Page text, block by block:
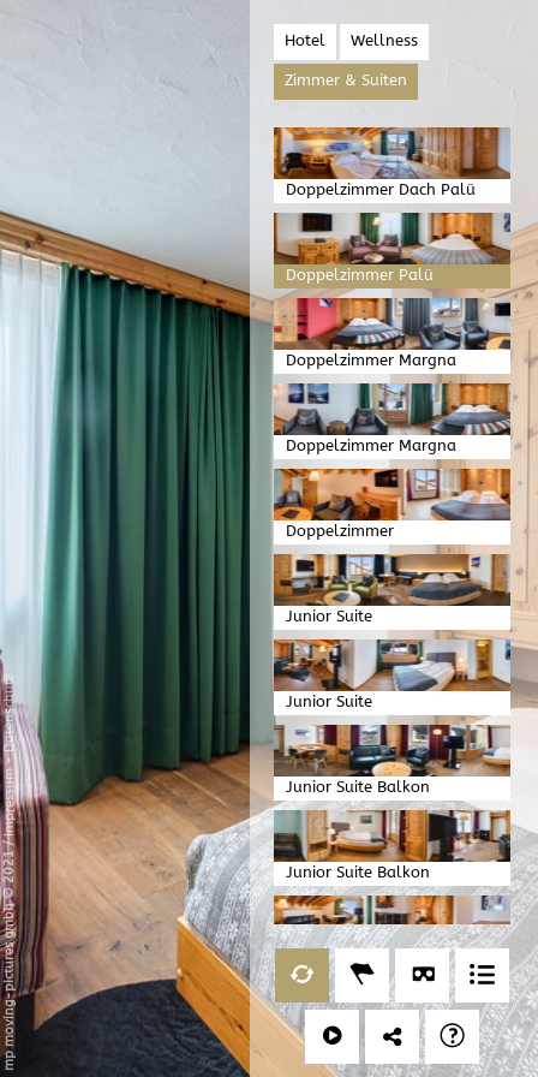
Hotel Wellness
Zimmer & Suiten
Doppelzimmer Dach Palü
Doppelzimmer Palü
Doppelzimmer Margna
Doppelzimmer Margna
Balkon
Doppelzimmer
Margna/Familie
Junior Suite
Junior Suite
Junior Suite Balkon
Junior Suite Balkon
Junior Dachsuite
Familienzimmer Wohnen
mp moving-pictures gmbh © 2021
/
Impressum
-
Datenschutz